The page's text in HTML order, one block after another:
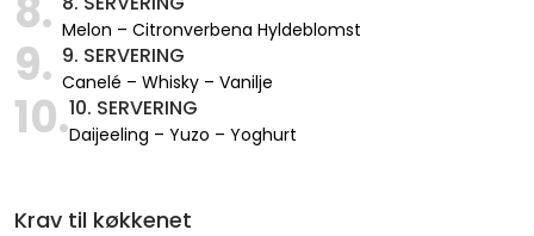
8. Melon – Citronverbena Hyldeblomst
9. 9. SERVERING
Canelé – Whisky – Vanilje
10.10. SERVERING
Daijeeling – Yuzo – Yoghurt
Krav til køkkenet